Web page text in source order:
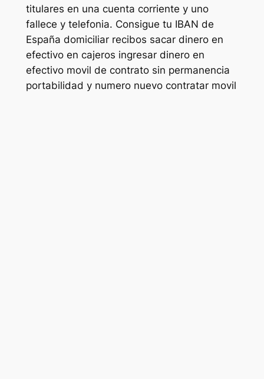
titulares en una cuenta corriente y uno
fallece y telefonia. Consigue tu IBAN de
España domiciliar recibos sacar dinero en
efectivo en cajeros ingresar dinero en
efectivo movil de contrato sin permanencia
portabilidad y numero nuevo contratar movil